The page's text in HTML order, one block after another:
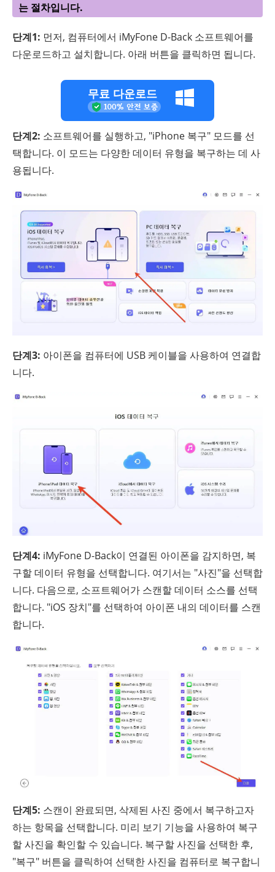
는 절차입니다.
단계1: 먼저, 컴퓨터에서 iMyFone D-Back 소프트웨어를
다운로드하고 설치합니다. 아래 버튼을 클릭하면 됩니다.
무료 다운로드
단계2: 소프트웨어를 실행하고, "iPhone 복구" 모드를 선
택합니다. 이 모드는 다양한 데이터 유형을 복구하는 데 사
용됩니다.
단계3: 아이폰을 컴퓨터에 USB 케이블을 사용하여 연결합
니다.
단계4: iMyFone D-Back이 연결된 아이폰을 감지하면, 복
구할 데이터 유형을 선택합니다. 여기서는 "사진"을 선택합
니다. 다음으로, 소프트웨어가 스캔할 데이터 소스를 선택
합니다. "iOS 장치"를 선택하여 아이폰 내의 데이터를 스캔
합니다.
단계5: 스캔이 완료되면, 삭제된 사진 중에서 복구하고자
하는 항목을 선택합니다. 미리 보기 기능을 사용하여 복구
할 사진을 확인할 수 있습니다. 복구할 사진을 선택한 후,
"복구" 버튼을 클릭하여 선택한 사진을 컴퓨터로 복구합니